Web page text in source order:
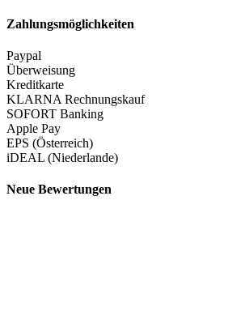
Zahlungsmöglichkeiten
Paypal
Überweisung
Kreditkarte
KLARNA Rechnungskauf
SOFORT Banking
Apple Pay
EPS (Österreich)
iDEAL (Niederlande)
Neue Bewertungen